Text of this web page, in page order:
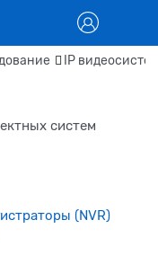
IP
систем
(NVR)